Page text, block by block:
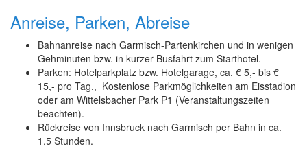
Anreise, Parken, Abreise
Bahnanreise nach Garmisch-Partenkirchen und in wenigen
Gehminuten bzw. in kurzer Busfahrt zum Starthotel.
Parken: Hotelparkplatz bzw. Hotelgarage, ca. € 5,- bis €
15,- pro Tag., Kostenlose Parkmöglichkeiten am Eisstadion
oder am Wittelsbacher Park P1 (Veranstaltungszeiten
beachten).
Rückreise von Innsbruck nach Garmisch per Bahn in ca.
1,5 Stunden.